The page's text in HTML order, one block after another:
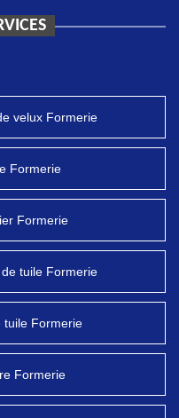
velux Formerie
Formerie
Formerie
tuile Formerie
tuile Formerie
Formerie